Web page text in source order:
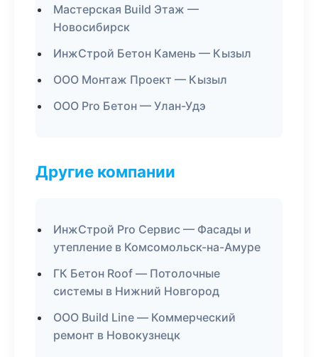
Мастерская Build Этаж —
Новосибирск
ИнжСтрой Бетон Камень — Кызыл
ООО Монтаж Проект — Кызыл
ООО Pro Бетон — Улан-Удэ
Другие компании
ИнжСтрой Pro Сервис — Фасады и
утепление в Комсомольск-на-Амуре
ГК Бетон Roof — Потолочные
системы в Нижний Новгород
ООО Build Line — Коммерческий
ремонт в Новокузнецк